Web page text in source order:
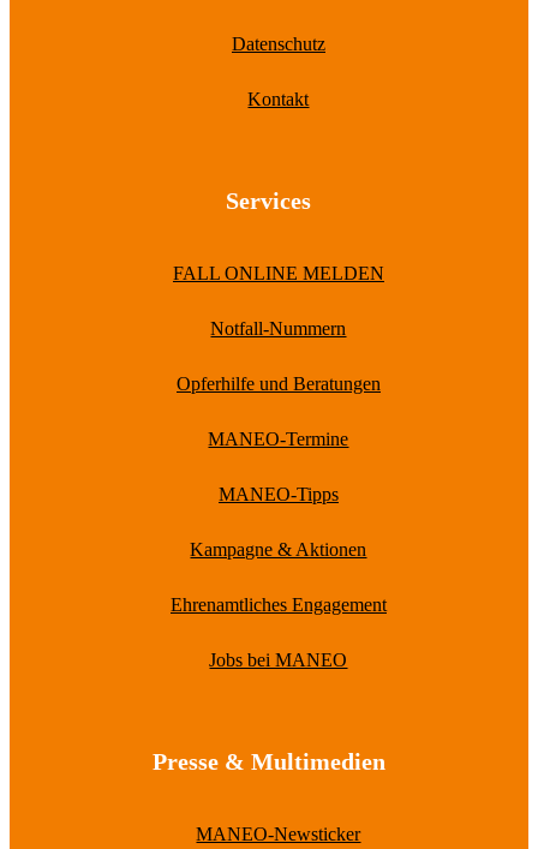
Datenschutz
Kontakt
Services
FALL ONLINE MELDEN
Notfall-Nummern
Opferhilfe und Beratungen
MANEO-Termine
MANEO-Tipps
Kampagne & Aktionen
Ehrenamtliches Engagement
Jobs bei MANEO
Presse & Multimedien
MANEO-Newsticker